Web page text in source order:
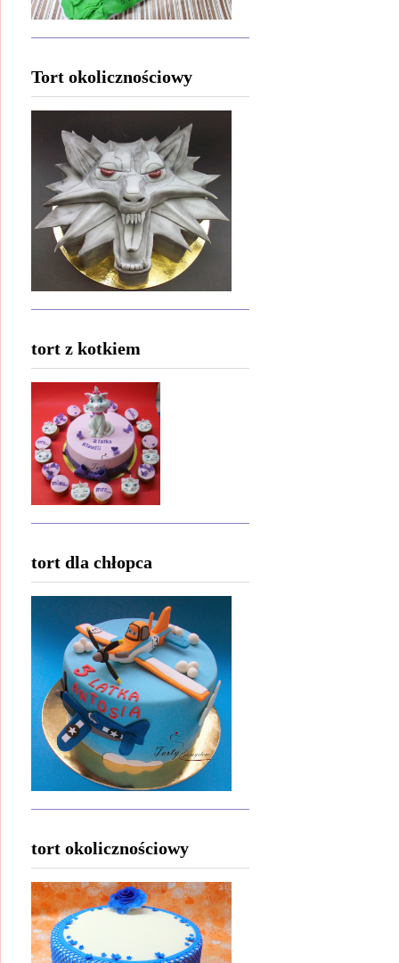
Tort okolicznościowy
tort z kotkiem
tort dla chłopca
tort okolicznościowy